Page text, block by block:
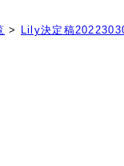
> Lily決定稿